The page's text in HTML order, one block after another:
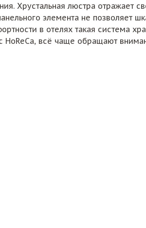
Хрустальная люстра отражает
элемента не позволяет
в отелях такая система
HoReCa, всё чаще обращают